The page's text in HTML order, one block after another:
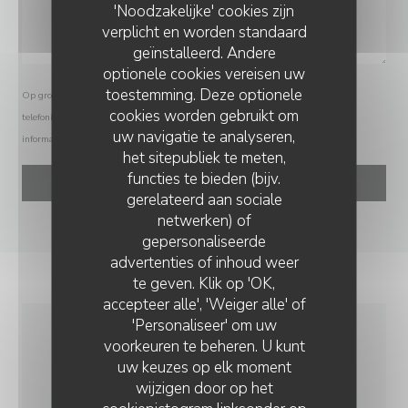
'Noodzakelijke' cookies zijn
verplicht en worden standaard
geïnstalleerd. Andere
optionele cookies vereisen uw
toestemming. Deze optionele
cookies worden gebruikt om
uw navigatie te analyseren,
het sitepubliek te meten,
functies te bieden (bijv.
gerelateerd aan sociale
netwerken) of
gepersonaliseerde
advertenties of inhoud weer
te geven. Klik op 'OK,
accepteer alle', 'Weiger alle' of
'Personaliseer' om uw
voorkeuren te beheren. U kunt
uw keuzes op elk moment
wijzigen door op het
Op grond van de privacywetgeving heeft u het recht om u af te melden voor
telefonische marketing via het Bel-me-niet Register:bel-me-niet.nl
informatie over hoe wij uw gegevens verwerken, zie onsprivacybeleid
ALGEMENE
INFORMATIE
L'EFFET BOEUF